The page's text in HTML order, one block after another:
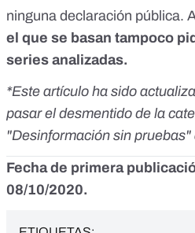
ninguna declaración pública.
el que se basan tampoco
series analizadas.
*Este artículo ha sido
pasar el desmentido de la
"Desinformación sin pruebas"
Fecha de primera
08/10/2020.